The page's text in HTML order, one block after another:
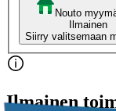
Nouto
Ilmainen
Siirry valitsemaan
Ilmainen